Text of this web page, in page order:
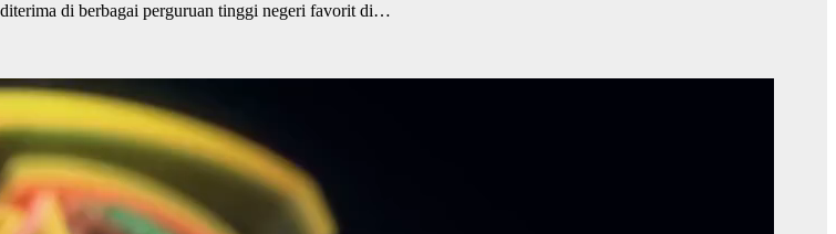
di berbagai perguruan tinggi negeri favorit di…